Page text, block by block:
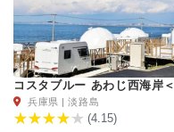
兵庫県 | 淡路島
(4.15)